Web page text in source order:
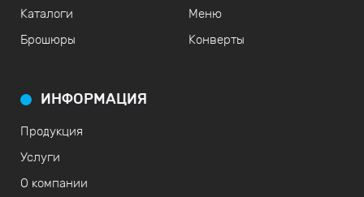
Каталоги
Брошюры
Меню
Конверты
ИНФОРМАЦИЯ
Продукция
Услуги
О компании